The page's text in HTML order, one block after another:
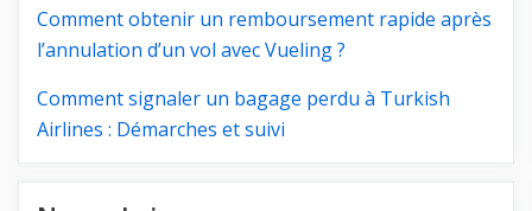
Comment obtenir un remboursement rapide après
l’annulation d’un vol avec Vueling ?
Comment signaler un bagage perdu à Turkish
Airlines : Démarches et suivi